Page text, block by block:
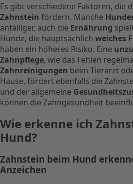
Es gibt verschiedene Faktoren, die
Zahnstein fördern. Manche
anfälliger, auch die Ernährung
Hunde, die hauptsächlich weiches
haben ein höheres Risiko. Eine
Zahnpflege, wie das Fehlen
Zahnreinigungen beim Tierarzt
Hause, fördert ebenfalls die
und der allgemeine
können die Zahngesundheit
Wie erkenne ich
Hund?
Zahnstein beim Hund
Anzeichen